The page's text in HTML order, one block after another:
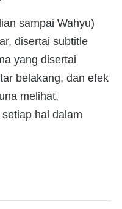
sampai Wahyu)
disertai subtitle
yang disertai
belakang, dan efek
melihat,
hal dalam